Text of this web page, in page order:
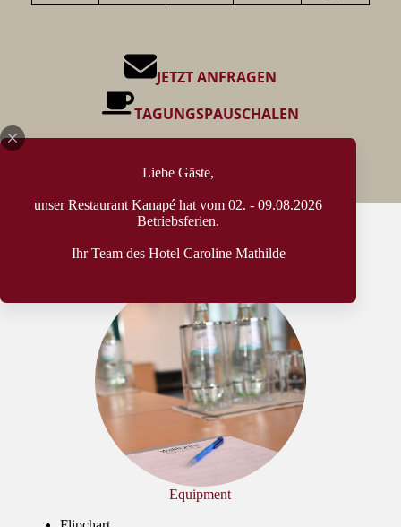
Liebe Gäste,
unser Restaurant Kanapé hat vom 02. - 09.08.2026
Betriebsferien.
Ihr Team des Hotel Caroline Mathilde
JETZT ANFRAGEN
TAGUNGSPAUSCHALEN
Equipment